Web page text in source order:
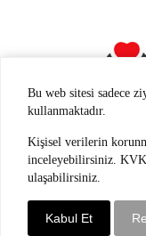
ANTALYA
Bu web sitesi sadece
kullanmaktadır.
Kişisel verilerin
inceleyebilirsiniz.
ulaşabilirsiniz.
Kabul Et